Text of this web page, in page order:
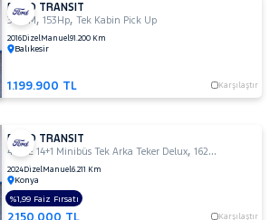
FORD TRANSIT
350 M ,153Hp,Tek Kabin Pick Up
2016DizelManuel91.200 Km
Balıkesir
1.199.900 TL Karşılaştır
FORD TRANSIT
440 E 14+1 Minibüs Tek Arka Teker Delux,162Hp
2024DizelManuel6.211 Km
Konya
Karşılaştır
%1,99 Faiz Fırsatı